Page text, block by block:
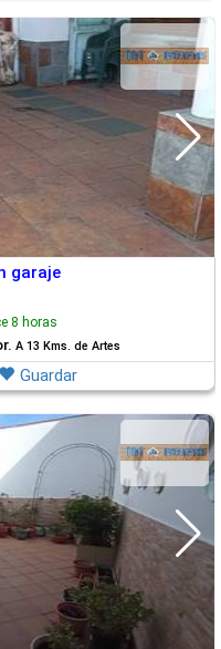
garaje
8 horas
A 13 Kms. de Artes
Guardar